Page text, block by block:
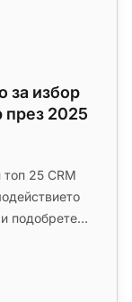
за избор
през 2025
25 CRM
подобрете